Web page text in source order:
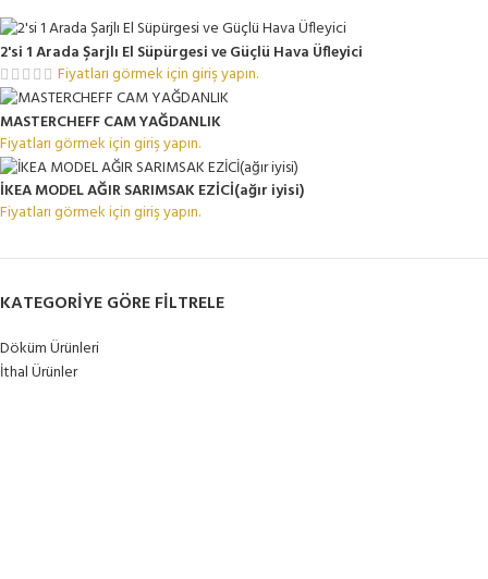
2'si 1 Arada Şarjlı El Süpürgesi ve Güçlü Hava Üfleyici
Fiyatları görmek için giriş yapın.
MASTERCHEFF CAM YAĞDANLIK
Fiyatları görmek için giriş yapın.
İKEA MODEL AĞIR SARIMSAK EZİCİ(ağır iyisi)
Fiyatları görmek için giriş yapın.
KATEGORIYE GÖRE FILTRELE
Döküm Ürünleri
İthal Ürünler